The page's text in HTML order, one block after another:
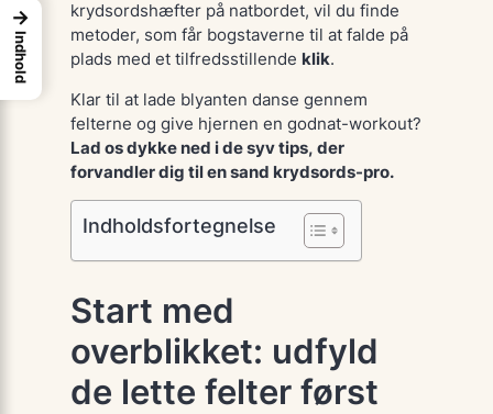
krydsor­dshæfter på natbordet, vil du finde
metoder, som får bogstaverne til at falde på
plads med et tilfredsstillende klik.
Klar til at lade blyanten danse gennem
felterne og give hjernen en godnat-workout?
Lad os dykke ned i de syv tips, der
forvandler dig til en sand krydsords-pro.
Indholdsfortegnelse
Start med
overblikket: udfyld
de lette felter først
→
Indhold